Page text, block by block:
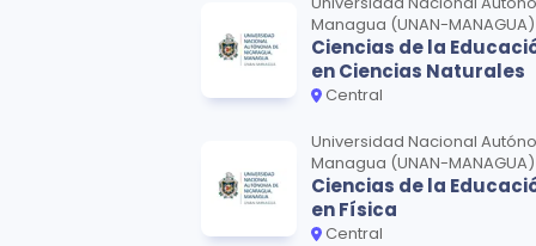
Managua (UNAN-MANAGUA)
Ciencias de la
en Ciencias Naturales
Central
Universidad Nacional
Managua (UNAN-MANAGUA)
Ciencias de la
en Física
Central